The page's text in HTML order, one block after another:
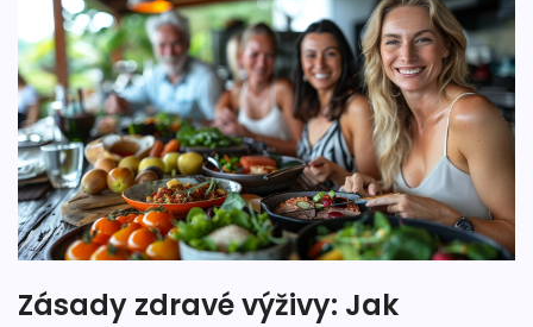
Zásady zdravé výživy: Jak